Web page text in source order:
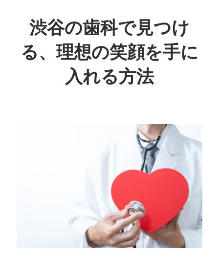
ン
渋谷の歯科で見つけ
る、理想の笑顔を手に
入れる方法